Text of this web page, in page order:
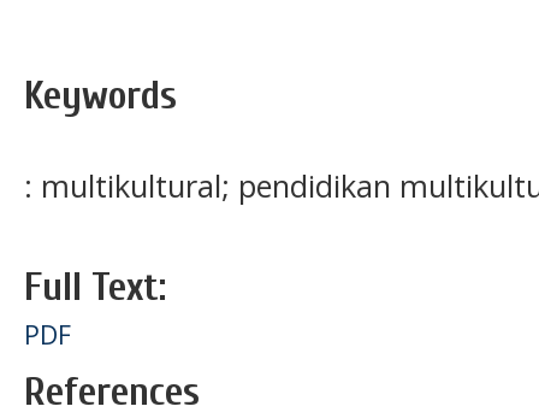
Keywords
: multikultural; pendidikan
Full Text:
PDF
References